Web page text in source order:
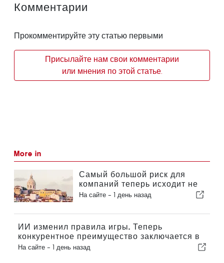
Комментарии
Прокомментируйте эту статью первыми
Присылайте нам свои комментарии
или мнения по этой статье.
More in
Самый большой риск для
компаний теперь исходит не
из экономики!
На сайте - 1 день назад
ИИ изменил правила игры. Теперь
конкурентное преимущество заключается в
коммуникации.
На сайте - 1 день назад